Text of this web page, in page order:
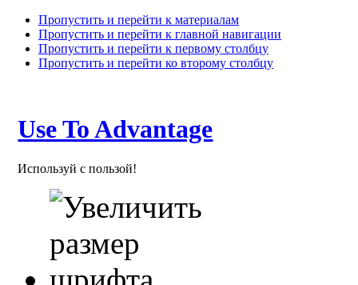
Пропустить и перейти к материалам
Пропустить и перейти к главной навигации
Пропустить и перейти к первому столбцу
Пропустить и перейти ко второму столбцу
Use To Advantage
Используй с пользой!